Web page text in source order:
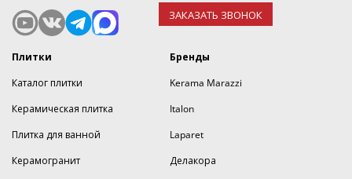
ЗАКАЗАТЬ ЗВОНОК
Плитки
Каталог плитки
Керамическая плитка
Плитка для ванной
Керамогранит
Бренды
Kerama Marazzi
Italon
Laparet
Делакора